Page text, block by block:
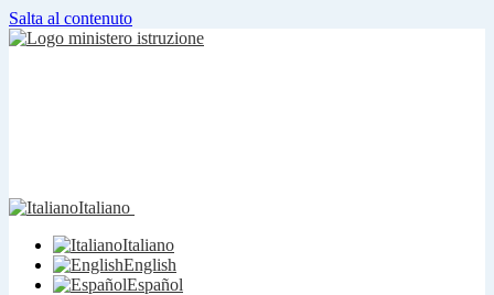
Salta al contenuto
Italiano
Italiano
English
Español